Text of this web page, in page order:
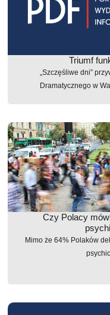
Triumf
„Szczęśliwe dni”
Dramatycznego w
Czy Polacy
Mimo że 64% Polaków